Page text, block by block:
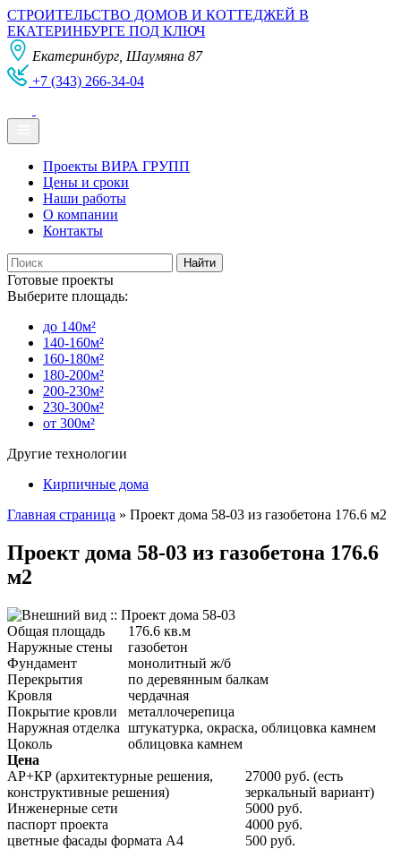
СТРОИТЕЛЬСТВО ДОМОВ И КОТТЕДЖЕЙ В
ЕКАТЕРИНБУРГЕ ПОД КЛЮЧ
Екатеринбург, Шаумяна 87
+7 (343) 266-34-04
Проекты ВИРА ГРУПП
Цены и сроки
Наши работы
О компании
Контакты
Готовые проекты
Выберите площадь:
до 140м²
140-160м²
160-180м²
180-200м²
200-230м²
230-300м²
от 300м²
Другие технологии
Кирпичные дома
Главная страница » Проект дома 58-03 из газобетона 176.6 м2
Проект дома 58-03 из газобетона 176.6
м2
Общая площадь
176.6 кв.м
Наружные стены
газобетон
Фундамент
монолитный ж/б
Перекрытия
по деревянным балкам
Кровля
чердачная
Покрытие кровли
металлочерепица
Наружная отделка штукатурка, окраска, облицовка камнем
Цоколь
облицовка камнем
Цена
АР+КР (архитектурные решения,
конструктивные решения)
27000 руб. (есть
зеркальный вариант)
Инженерные сети
5000 руб.
паспорт проекта
4000 руб.
цветные фасады формата А4
500 руб.